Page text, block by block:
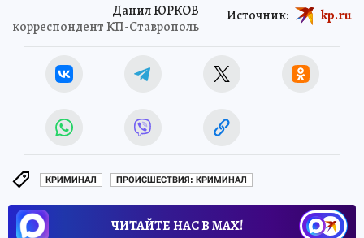
Данил ЮРКОВ
корреспондент КП-Ставрополь
Источник: kp.ru
КРИМИНАЛ ПРОИСШЕСТВИЯ: КРИМИНАЛ
ЧИТАЙТЕ НАС В МАХ!